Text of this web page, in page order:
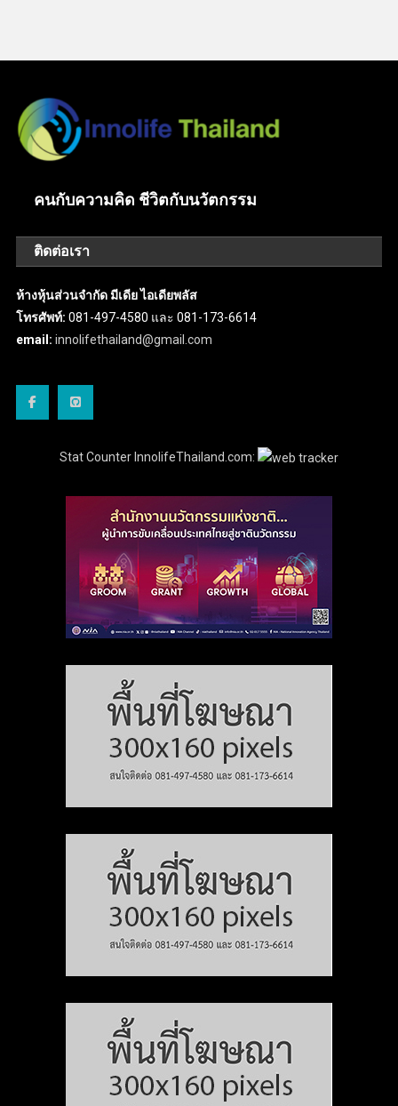
คนกับความคิด ชีวิตกับนวัตกรรม
ติดต่อเรา
ห้างหุ้นส่วนจำกัด มีเดีย ไอเดียพลัส
โทรศัพท์: 081-497-4580 และ 081-173-6614
email: innolifethailand@gmail.com
Stat Counter InnolifeThailand.com: